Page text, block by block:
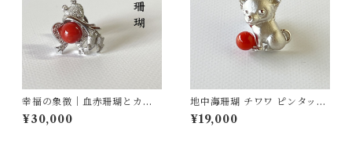
幸福の象徴｜血赤珊瑚とカエ
ルのピンタックブローチ SV
¥30,000
地中海珊瑚 チワワ ピンタック
ブローチ SV fb-28
¥19,000